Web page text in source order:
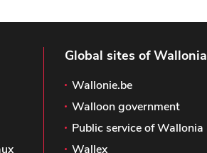
Global sites of Wallonia
Wallonie.be
Walloon government
Public service of Wallonia
Wallex